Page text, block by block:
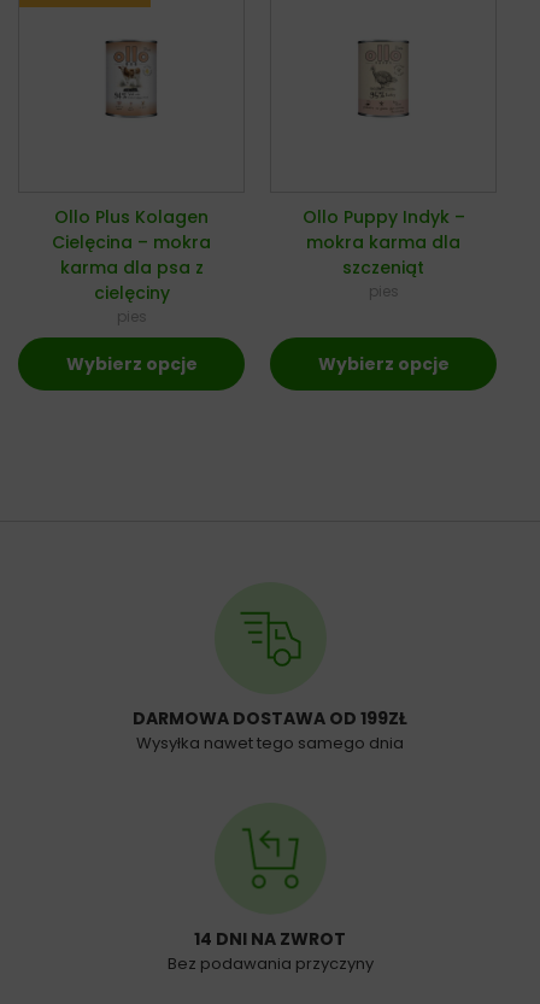
Ollo Plus Kolagen
Cielęcina – mokra
karma dla psa z
cielęciny
pies
Wybierz opcje
Ollo Puppy Indyk –
mokra karma dla
szczeniąt
pies
Wybierz opcje
DARMOWA DOSTAWA OD 199ZŁ
Wysyłka nawet tego samego dnia
14 DNI NA ZWROT
Bez podawania przyczyny